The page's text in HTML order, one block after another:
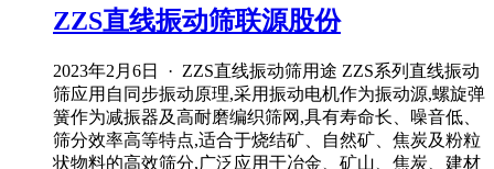
ZZS直线振动筛联源股份
2023年2月6日 · ZZS直线振动筛用途 ZZS系列直线振动
筛应用自同步振动原理,采用振动电机作为振动源,螺旋弹
簧作为减振器及高耐磨编织筛网,具有寿命长、噪音低、
筛分效率高等特点,适合于烧结矿、自然矿、焦炭及粉粒
状物料的高效筛分,广泛应用于冶金、矿山、焦炭、建材